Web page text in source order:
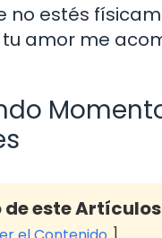
no estés
tu amor me
este Artículos